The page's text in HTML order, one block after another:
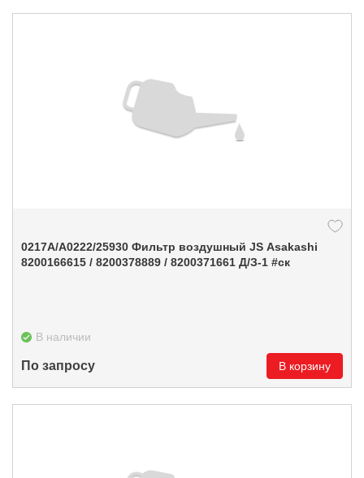
0217А/A0222/25930 Фильтр воздушный JS Asakashi
8200166615 / 8200378889 / 8200371661 Д/З-1 #ск
В наличии
По запросу В корзину